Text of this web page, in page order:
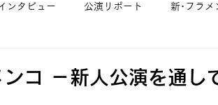
ンタビュー 公演リポート 新･フラメ
コ －新人公演を通し